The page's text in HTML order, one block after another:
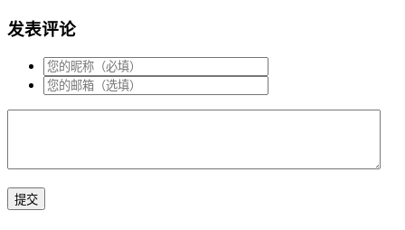
发表评论